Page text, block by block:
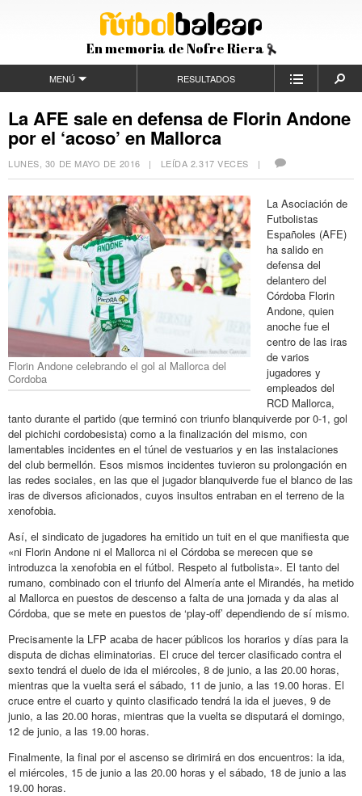
En memoria de Nofre Riera
MENÚ RESULTADOS
La AFE sale en defensa de Florin Andone
por el ‘acoso’ en Mallorca
LUNES, 30 DE MAYO DE 2016 | LEÍDA 2.317 VECES |
Florin Andone celebrando el gol al Mallorca del
Cordoba
La Asociación de
Futbolistas
Españoles (AFE)
ha salido en
defensa del
delantero del
Córdoba Florin
Andone, quien
anoche fue el
centro de las iras
de varios
jugadores y
empleados del
RCD Mallorca,
tanto durante el partido (que terminó con triunfo blanquiverde por 0-1, gol
del pichichi cordobesista) como a la finalización del mismo, con
lamentables incidentes en el túnel de vestuarios y en las instalaciones
del club bermellón. Esos mismos incidentes tuvieron su prolongación en
las redes sociales, en las que el jugador blanquiverde fue el blanco de las
iras de diversos aficionados, cuyos insultos entraban en el terreno de la
xenofobia.
Así, el sindicato de jugadores ha emitido un tuit en el que manifiesta que
«ni Florin Andone ni el Mallorca ni el Córdoba se merecen que se
introduzca la xenofobia en el fútbol. Respeto al futbolista». El tanto del
rumano, combinado con el triunfo del Almería ante el Mirandés, ha metido
al Mallorca en puestos de descenso a falta de una jornada y da alas al
Córdoba, que se mete en puestos de ‘play-off’ dependiendo de sí mismo.
Precisamente la LFP acaba de hacer públicos los horarios y días para la
disputa de dichas eliminatorias. El cruce del tercer clasificado contra el
sexto tendrá el duelo de ida el miércoles, 8 de junio, a las 20.00 horas,
mientras que la vuelta será el sábado, 11 de junio, a las 19.00 horas. El
cruce entre el cuarto y quinto clasificado tendrá la ida el jueves, 9 de
junio, a las 20.00 horas, mientras que la vuelta se disputará el domingo,
12 de junio, a las 19.00 horas.
Finalmente, la final por el ascenso se dirimirá en dos encuentros: la ida,
el miércoles, 15 de junio a las 20.00 horas y el sábado, 18 de junio a las
19.00 horas.